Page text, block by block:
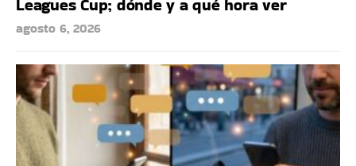
Leagues Cup; dónde y a qué hora ver
agosto 6, 2026